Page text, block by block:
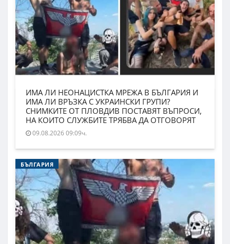
ИМА ЛИ НЕОНАЦИСТКА МРЕЖА В БЪЛГАРИЯ И
ИМА ЛИ ВРЪЗКА С УКРАИНСКИ ГРУПИ?
СНИМКИТЕ ОТ ПЛОВДИВ ПОСТАВЯТ ВЪПРОСИ,
НА КОИТО СЛУЖБИТЕ ТРЯБВА ДА ОТГОВОРЯТ
09.08.2026 09:09ч.
БЪЛГАРИЯ